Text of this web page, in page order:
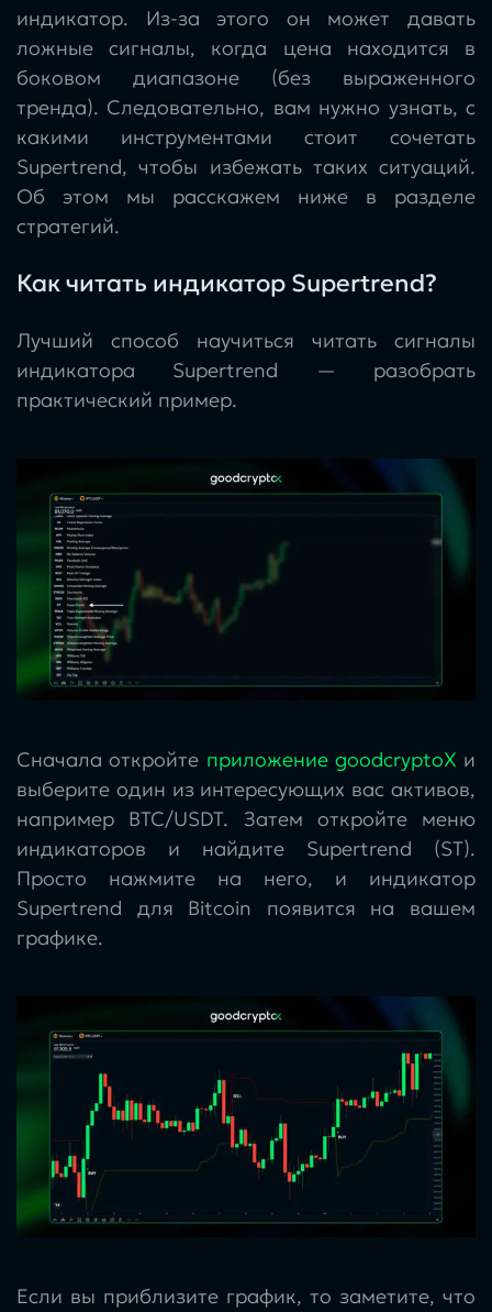
индикатор. Из-за этого он может давать
ложные сигналы, когда цена находится в
боковом диапазоне (без выраженного
тренда). Следовательно, вам нужно узнать, с
какими инструментами стоит сочетать
Supertrend, чтобы избежать таких ситуаций.
Об этом мы расскажем ниже в разделе
стратегий.
Как читать индикатор Supertrend?
Лучший способ научиться читать сигналы
индикатора Supertrend — разобрать
практический пример.
Сначала откройте приложение goodcryptoX и
выберите один из интересующих вас активов,
например BTC/USDT. Затем откройте меню
индикаторов и найдите Supertrend (ST).
Просто нажмите на него, и индикатор
Supertrend для Bitcoin появится на вашем
графике.
Если вы приблизите график, то заметите, что